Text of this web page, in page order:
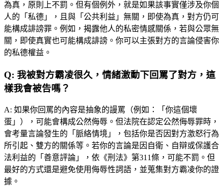
為真，原則上不罰。但有個例外，就是如果該事實僅涉及你個
人的「私德」，且與「公共利益」無關，即使為真，對方仍可
能構成誹謗罪。例如，揭露他人的私密情感關係，若與公眾無
關，即使真實也可能構成誹謗。你可以主張對方的言論侵害你
的私德權益。
Q: 我被對方霸凌很久，情緒激動下回罵了對方，這
樣我會被告嗎？
A: 如果你回罵的內容是抽象的謾罵（例如：「你這個壞
蛋」），可能會構成公然侮辱。但法院在認定公然侮辱罪時，
會考量言論發生的「脈絡情境」，包括你是否因對方激怒行為
所引起、雙方的關係等。若你的言論是因自衛、自辯或保護合
法利益的「善意評論」，依《刑法》第311條，可能不罰。但
最好的方式還是避免使用侮辱性詞語，並蒐集對方霸凌你的證
據。